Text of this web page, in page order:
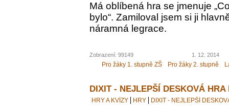
Má oblíbená hra se jmenuje
bylo“. Zamiloval jsem si ji
náramná legrace.
Zobrazení: 99149 1. 12. 2014
Pro žáky 1. stupně ZŠ Pro žáky 2. stupně
DIXIT - NEJLEPŠÍ DESKOVÁ HRA
HRY A KVÍZY HRY DIXIT - NEJLEPŠÍ